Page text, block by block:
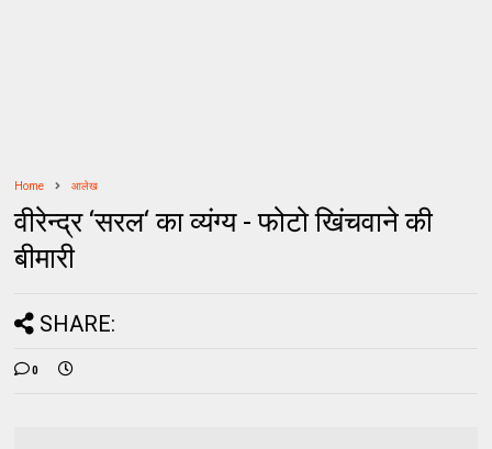
Home आलेख
वीरेन्‍द्र ‘सरल‘ का व्यंग्य - फोटो खिंचवाने की
बीमारी
SHARE:
0